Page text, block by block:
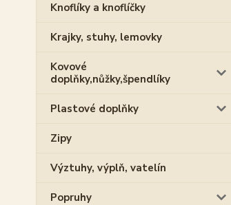
Knoflíky a knoflíčky
Krajky, stuhy, lemovky
Kovové
doplňky,nůžky,špendlíky
Plastové doplňky
Zipy
Výztuhy, výplň, vatelín
Popruhy